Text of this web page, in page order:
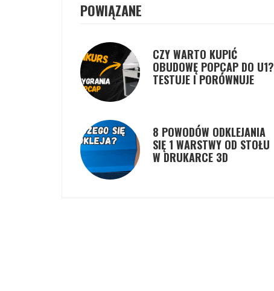
POWIĄZANE
CZY WARTO KUPIĆ
OBUDOWĘ POPCAP DO U1?
TESTUJE I PORÓWNUJE
8 POWODÓW ODKLEJANIA
SIĘ 1 WARSTWY OD STOŁU
W DRUKARCE 3D